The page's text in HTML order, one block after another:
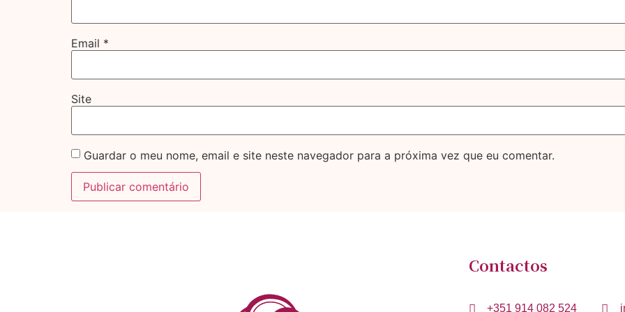
Email *
Site
Guardar o meu nome, email e site neste navegador para a próxima vez que eu comentar.
Contactos
+351 914 082 524